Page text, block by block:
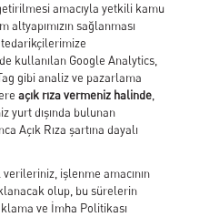
amacıyla yetkili kamu
sağlanması
kullanılan Google Analytics,
gibi analiz ve pazarlama
açık rıza vermeniz halinde,
yurt dışında bulunan
Açık Rıza şartına dayalı
işlenme amacının
olup, bu sürelerin
ve İmha Politikası